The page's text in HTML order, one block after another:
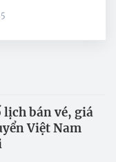
lịch bán vé, giá
Việt Nam